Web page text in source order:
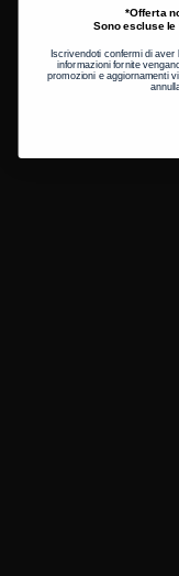
*Offerta
Sono escluse le
Iscrivendoti confermi di aver
informazioni fornite
promozioni e aggiornamenti